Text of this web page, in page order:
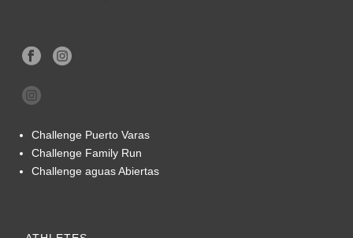
Challenge Puerto Varas
Challenge Family Run
Challenge aguas Abiertas